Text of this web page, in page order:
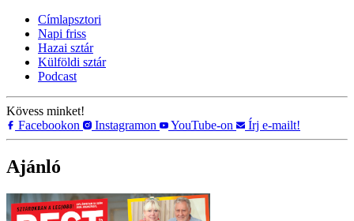
Címlapsztori
Napi friss
Hazai sztár
Külföldi sztár
Podcast
Kövess minket!
Facebookon
Instagramon YouTube-on Írj e-mailt!
Ajánló